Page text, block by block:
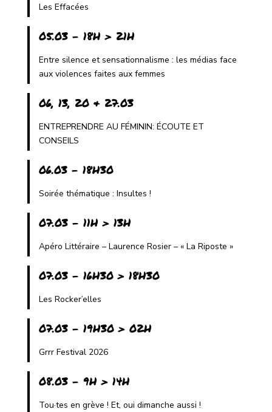
Les Effacées
05.03 - 18H > 21H
Entre silence et sensationnalisme : les médias face
aux violences faites aux femmes
06, 13, 20 & 27.03
ENTREPRENDRE AU FÉMININ: ÉCOUTE ET
CONSEILS
06.03 - 18H30
Soirée thématique : Insultes !
07.03 - 11H > 13H
Apéro Littéraire – Laurence Rosier – « La Riposte »
07.03 - 16H30 > 18H30
Les Rocker’elles
07.03 - 19H30 > 02H
Grrr Festival 2026
08.03 - 9H > 14H
Tou·tes en grève ! Et, oui dimanche aussi !